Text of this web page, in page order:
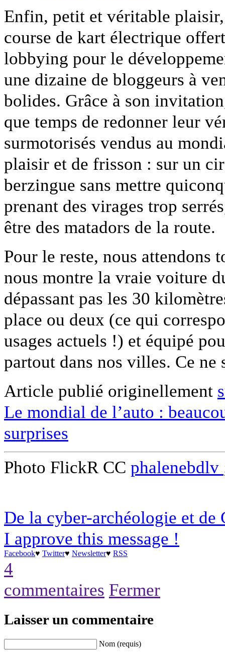
Enfin, petit et véritable
course de kart électrique
lobbying pour le
une dizaine de bloggeurs à
bolides. Grâce à son
que temps de redonner leur
surmotorisés vendus au
plaisir et de frisson : sur un
berzingue sans mettre
prenant des virages trop
être des matadors de la route.
Pour le reste, nous attendons
nous montre la vraie voiture
dépassant pas les 30
place ou deux (ce qui
usages actuels !) et équipé
partout dans nos villes. Ce
Article publié originellement
Le mondial de l’auto :
surprises
Photo FlickR CC phalenebdlv
De la cyber-archéologie et de
I approve this message !
Facebook♥ Twitter♥ Newsletter♥ RSS
4
commentaires Fermer
Laisser un commentaire
Nom (requis)